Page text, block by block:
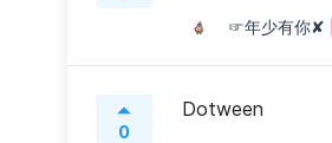
☞年少有你✘
0
Dotween